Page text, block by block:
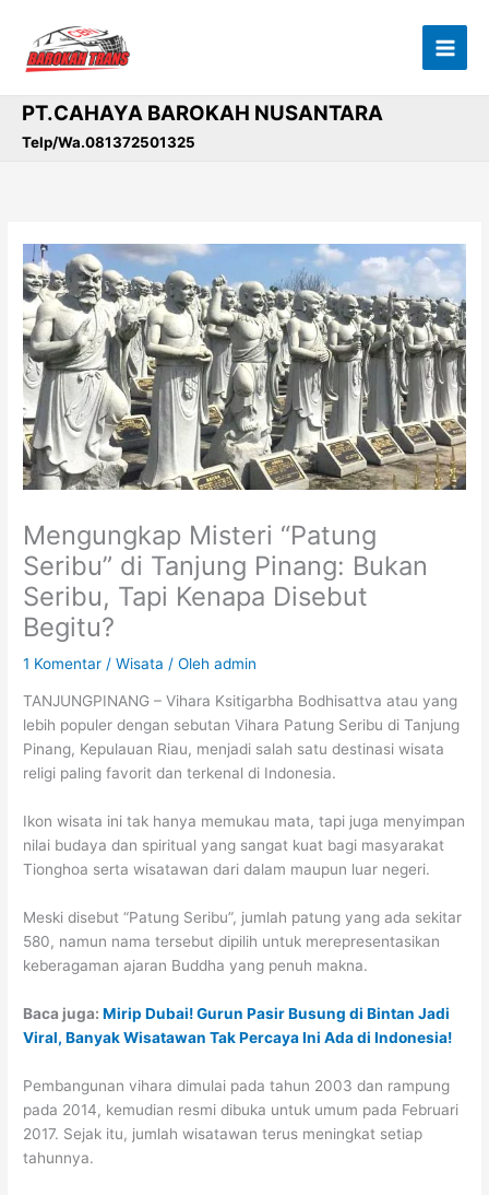
konten
PT.CAHAYA BAROKAH NUSANTARA
Telp/Wa.081372501325
Mengungkap Misteri “Patung
Seribu” di Tanjung Pinang: Bukan
Seribu, Tapi Kenapa Disebut
Begitu?
1 Komentar /Wisata / Olehadmin
TANJUNGPINANG – Vihara Ksitigarbha Bodhisattva atau yang
lebih populer dengan sebutan Vihara Patung Seribu di Tanjung
Pinang, Kepulauan Riau, menjadi salah satu destinasi wisata
religi paling favorit dan terkenal di Indonesia.
Ikon wisata ini tak hanya memukau mata, tapi juga menyimpan
nilai budaya dan spiritual yang sangat kuat bagi masyarakat
Tionghoa serta wisatawan dari dalam maupun luar negeri.
Meski disebut “Patung Seribu”, jumlah patung yang ada sekitar
580, namun nama tersebut dipilih untuk merepresentasikan
keberagaman ajaran Buddha yang penuh makna.
Baca juga:Mirip Dubai! Gurun Pasir Busung di Bintan Jadi
Viral, Banyak Wisatawan Tak Percaya Ini Ada di Indonesia!
Pembangunan vihara dimulai pada tahun 2003 dan rampung
pada 2014, kemudian resmi dibuka untuk umum pada Februari
2017. Sejak itu, jumlah wisatawan terus meningkat setiap
tahunnya.